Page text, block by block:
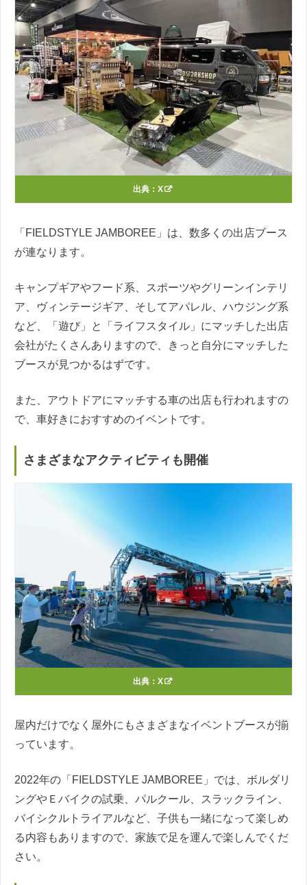
出典： X
「FIELDSTYLE JAMBOREE」は、数多くの出店ブース
が連なります。
キャンプギアやフード系、スポーツやグリーンインテリ
ア、ヴィンテージギア、そしてアパレル、ハウジング系
など、「遊び」と「ライフスタイル」にマッチした出店
会社がたくさんありますので、きっと自分にマッチした
ブースが見つかるはずです。
また、アウトドアにマッチする車の出店も行われますの
で、車好きにおすすめのイベントです。
さまざまなアクティビティも開催
出典： X
屋内だけでなく屋外にもさまざまなイベントブースが揃
っています。
2022年の「FIELDSTYLE JAMBOREE」では、ボルダリ
ングやＥバイクの試乗、パルクール、スラックライン、
バイシクルトライアルなど、子供も一緒になって楽しめ
る内容もありますので、家族で足を運んで楽しんでくだ
さい。